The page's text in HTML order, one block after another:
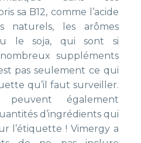
sa B12, comme l’acide
naturels, les arômes
le soja, qui sont si
suppléments
pas seulement ce qui
qu’il faut surveiller.
peuvent également
d’ingrédients qui
l’étiquette ! Vimergy a